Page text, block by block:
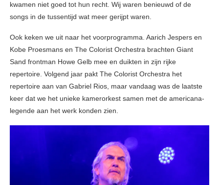
kwamen niet goed tot hun recht. Wij waren benieuwd of de
songs in de tussentijd wat meer gerijpt waren.
Ook keken we uit naar het voorprogramma. Aarich Jespers en
Kobe Proesmans en The Colorist Orchestra brachten Giant
Sand frontman Howe Gelb mee en duikten in zijn rijke
repertoire. Volgend jaar pakt The Colorist Orchestra het
repertoire aan van Gabriel Rios, maar vandaag was de laatste
keer dat we het unieke kamerorkest samen met de americana-
legende aan het werk konden zien.